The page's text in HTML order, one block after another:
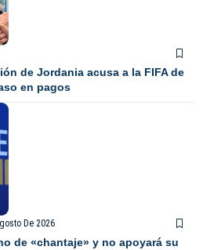
de Jordania acusa a la FIFA de
en pagos
De 2026
de «chantaje» y no apoyará su